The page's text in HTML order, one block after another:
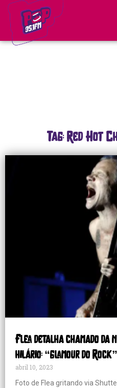
Tag: Red Hot
Flea detalha chamado da
hilário: “glamour do Rock”
abril 10, 2023
Foto de Flea gritando via